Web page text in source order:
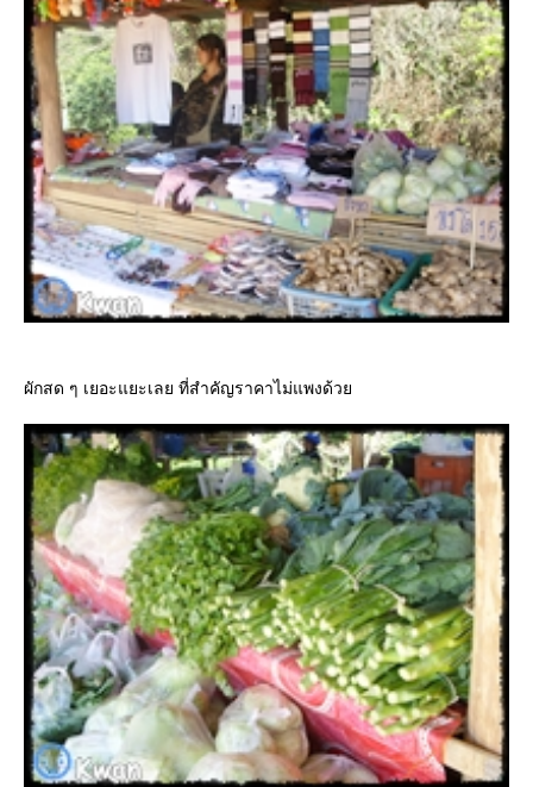
ผักสด ๆ เยอะแยะเลย ที่สำคัญราคาไม่แพงด้วย